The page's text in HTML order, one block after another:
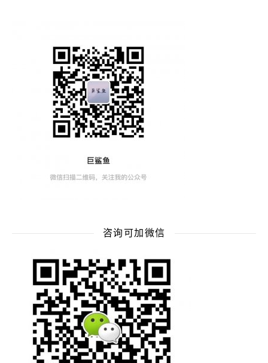
咨询可加微信